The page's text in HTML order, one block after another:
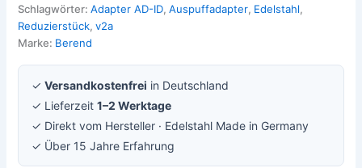
Schlagwörter:Adapter AD-ID,Auspuffadapter, Edelstahl,
Reduzierstück,v2a
Marke: Berend
✓Versandkostenfrei in Deutschland
✓ Lieferzeit1–2 Werktage
✓ Direkt vom Hersteller · Edelstahl Made in Germany
✓ Über 15 Jahre Erfahrung